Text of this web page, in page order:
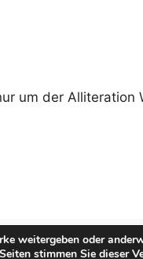
um der
weitergeben oder
stimmen Sie dieser